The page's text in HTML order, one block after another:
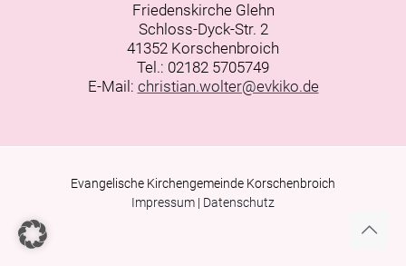
Friedenskirche Glehn
Schloss-Dyck-Str. 2
41352 Korschenbroich
Tel.: 02182 5705749
E-Mail: christian.wolter@evkiko.de
Evangelische Kirchengemeinde Korschenbroich
Impressum | Datenschutz